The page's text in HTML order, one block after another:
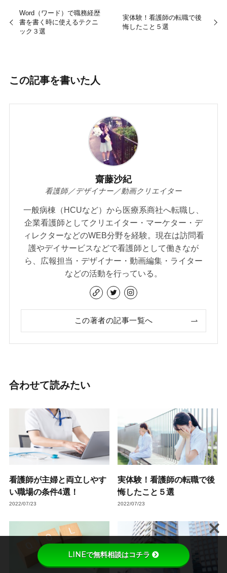
Word（ワード）で職務経歴
書を書く時に使えるテクニ
ック３選
実体験！看護師の転職で後
悔したこと５選
この記事を書いた人
齋藤沙紀
看護師／デザイナー／動画クリエイター
一般病棟（HCUなど）から医療系商社へ転職し、
企業看護師としてクリエイター・マーケター・デ
ィレクターなどのWEB分野を経験。現在は訪問看
護やデイサービスなどで看護師として働きなが
ら、広報担当・デザイナー・動画編集・ライター
などの活動を行っている。
この著者の記事一覧へ
合わせて読みたい
看護師が主婦と両立しやす
い職場の条件4選！
2022/07/23
実体験！看護師の転職で後
悔したこと５選
2022/07/23
LINEで無料相談はコチラ